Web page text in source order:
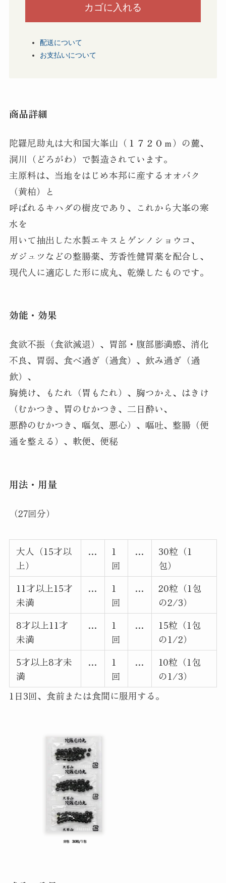
配送について
お支払いについて
商品詳細
陀羅尼助丸は大和国大峯山（１７２０ｍ）の麓、
洞川（どろがわ）で製造されています。
主原料は、当地をはじめ本邦に産するオオバク
（黄柏）と
呼ばれるキハダの樹皮であり、これから大峯の寒
水を
用いて抽出した水製エキスとゲンノショウコ、
ガジュツなどの整腸薬、芳香性健胃薬を配合し、
現代人に適応した形に成丸、乾燥したものです。
効能・効果
食欲不振（食欲減退）、胃部・腹部膨満感、消化
不良、胃弱、食べ過ぎ（過食）、飲み過ぎ（過
飲）、
胸焼け、もたれ（胃もたれ）、胸つかえ、はきけ
（むかつき、胃のむかつき、二日酔い、
悪酔のむかつき、嘔気、悪心）、嘔吐、整腸（便
通を整える）、軟便、便秘
用法・用量
（27回分）
大人（15才以
上）
…
1
回
…
30粒（1
包）
11才以上15才
未満
…
1
回
…
20粒（1包
の2/3）
8才以上11才
未満
…
1
回
…
15粒（1包
の1/2）
5才以上8才未
満
…
1
回
…
10粒（1包
の1/3）
1日3回、食前または食間に服用する。